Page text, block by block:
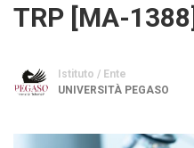
TRP [MA-1388]
Istituto / Ente
UNIVERSITÀ PEGASO